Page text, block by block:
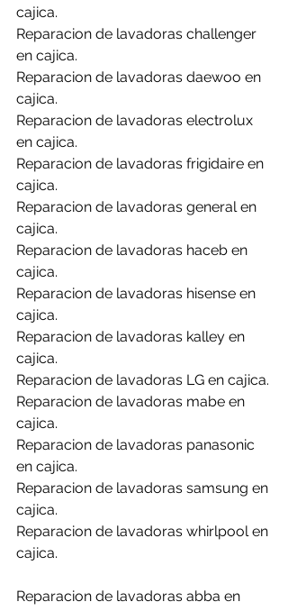
cajica.
Reparacion de lavadoras challenger
en cajica.
Reparacion de lavadoras daewoo en
cajica.
Reparacion de lavadoras electrolux
en cajica.
Reparacion de lavadoras frigidaire en
cajica.
Reparacion de lavadoras general en
cajica.
Reparacion de lavadoras haceb en
cajica.
Reparacion de lavadoras hisense en
cajica.
Reparacion de lavadoras kalley en
cajica.
Reparacion de lavadoras LG en cajica.
Reparacion de lavadoras mabe en
cajica.
Reparacion de lavadoras panasonic
en cajica.
Reparacion de lavadoras samsung en
cajica.
Reparacion de lavadoras whirlpool en
cajica.
Reparacion de lavadoras abba en